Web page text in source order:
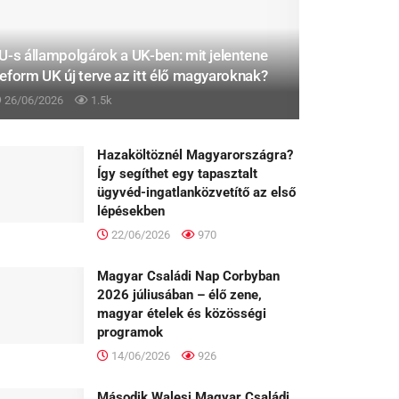
s állampolgárok a UK-ben: mit jelentene
UK új terve az itt élő magyaroknak?
26/06/2026 1.5k
Hazaköltöznél Magyarországra?
Így segíthet egy tapasztalt
ügyvéd-ingatlanközvetítő az első
lépésekben
22/06/2026 970
Magyar Családi Nap Corbyban
2026 júliusában – élő zene,
magyar ételek és közösségi
programok
14/06/2026 926